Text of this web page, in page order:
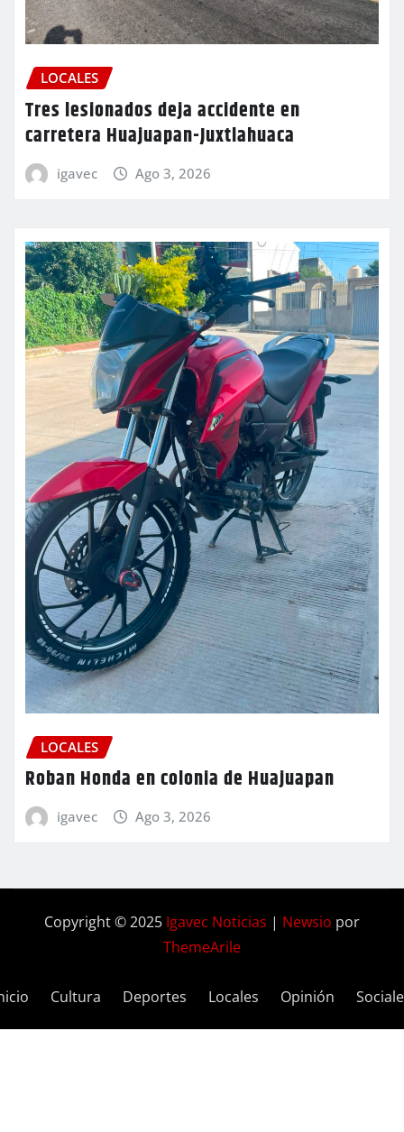
LOCALES
Tres lesionados deja accidente en
carretera Huajuapan-Juxtlahuaca
igavec Ago 3, 2026
LOCALES
Roban Honda en colonia de Huajuapan
igavec Ago 3, 2026
Copyright © 2025 Igavec Noticias | Newsio por
ThemeArile
Cultura Deportes Locales Opinión